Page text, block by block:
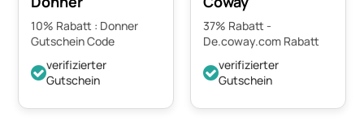
10% Rabatt : Donner
Gutschein Code
verifizierter
Gutschein
37% Rabatt -
De.coway.com Rabatt
verifizierter
Gutschein